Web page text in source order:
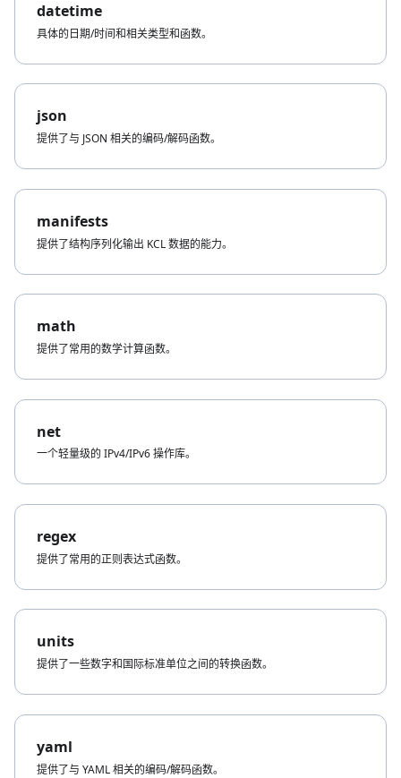
datetime
具体的日期/时间和相关类型和函数。
json
提供了与 JSON 相关的编码/解码函数。
manifests
提供了结构序列化输出 KCL 数据的能力。
math
提供了常用的数学计算函数。
net
一个轻量级的 IPv4/IPv6 操作库。
regex
提供了常用的正则表达式函数。
units
提供了一些数字和国际标准单位之间的转换函数。
yaml
提供了与 YAML 相关的编码/解码函数。